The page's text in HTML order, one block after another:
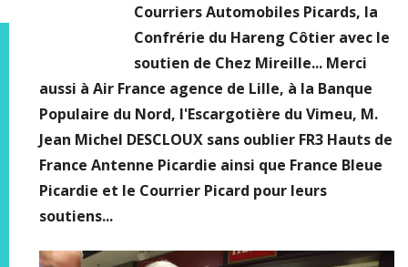
Courriers Automobiles Picards, la
Confrérie du Hareng Côtier avec le
soutien de Chez Mireille... Merci
aussi à Air France agence de Lille, à la Banque
Populaire du Nord, l'Escargotière du Vimeu, M.
Jean Michel DESCLOUX sans oublier FR3 Hauts de
France Antenne Picardie ainsi que France Bleue
Picardie et le Courrier Picard pour leurs
soutiens...